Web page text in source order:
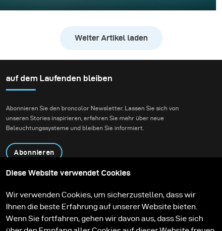
bewusst mit dieser Tradition brechen und eine
Weiter Artikel laden
auf dem Laufenden bleiben
Abonnieren Sie den broncolor Newsletter. Lassen Sie sich von
unseren Stories inspirieren, erfahren Sie mehr über neue
Beleuchtungssysteme und bleiben Sie informiert.
Abonnieren
Kontakt
Technologien
Contribute to our blog
Lernen
Support
Karriere
Media Center
Diese Website verwendet Cookies
Wir verwenden Cookies, um sicherzustellen, dass wir
Ihnen die beste Erfahrung auf unserer Website bieten.
Wenn Sie fortfahren, gehen wir davon aus, dass Sie sich